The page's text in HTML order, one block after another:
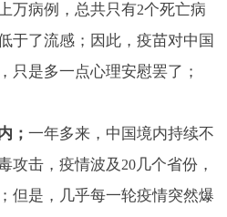
万病例，总共只有2个死亡病
于了流感；因此，疫苗对中国
只是多一点心理安慰罢了；
； 一年多来，中国境内持续不
攻击，疫情波及 20几个省份，
但是，几乎每一轮疫情突然爆